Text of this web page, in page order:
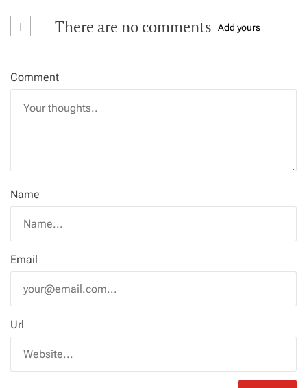
+ There are no comments Add yours
Comment
Name
Email
Url